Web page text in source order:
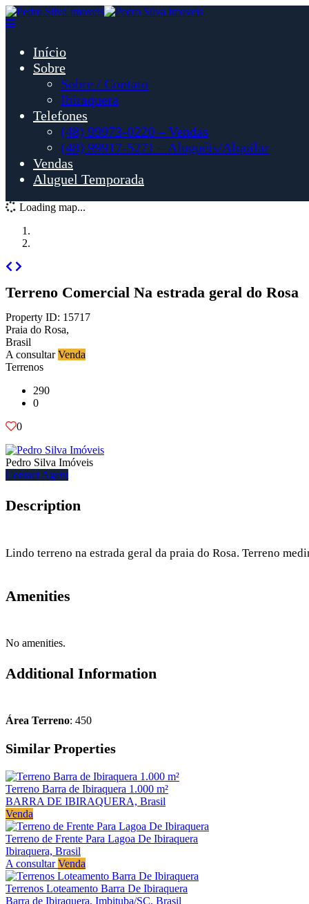
Início
Sobre
Sobre / Contato
Ibiraquera
Telefones
(48) 99973-0220 – Vendas
(48) 99917-5271 – Aluguéis/Alquilar
Vendas
Aluguel Temporada
Loading map...
Terreno Comercial Na estrada geral do Rosa
Property ID: 15717
Praia do Rosa,
Brasil
A consultarVenda
Terrenos
290
0
0
Pedro Silva Imóveis
Contact Agent
Description
Lindo terreno na estrada geral da praia do Rosa. Terreno
Amenities
No amenities.
Additional Information
Área Terreno: 450
Similar Properties
Terreno Barra de Ibiraquera 1.000 m²
BARRA DE IBIRAQUERA, Brasil
Venda
Terreno de Frente Para Lagoa De Ibiraquera
Ibiraquera, Brasil
A consultarVenda
Terrenos Loteamento Barra De Ibiraquera
Barra de Ibiraquera, Imbituba/SC, Brasil